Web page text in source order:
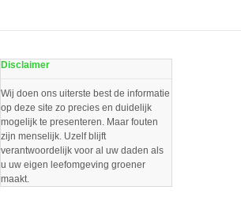
Disclaimer
Wij doen ons uiterste best de informatie
op deze site zo precies en duidelijk
mogelijk te presenteren. Maar fouten
zijn menselijk. Uzelf blijft
verantwoordelijk voor al uw daden als
u uw eigen leefomgeving groener
maakt.